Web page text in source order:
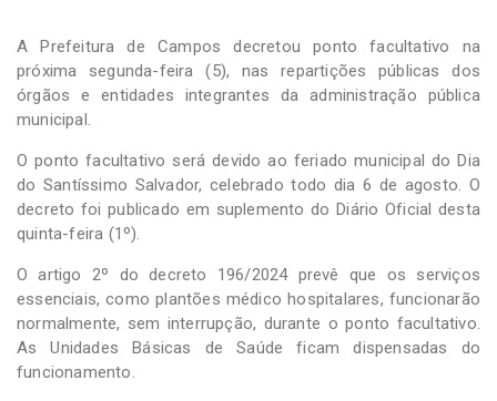
A Prefeitura de Campos decretou ponto facultativo na
próxima segunda-feira (5), nas repartições públicas dos
órgãos e entidades integrantes da administração pública
municipal.
O ponto facultativo será devido ao feriado municipal do Dia
do Santíssimo Salvador, celebrado todo dia 6 de agosto. O
decreto foi publicado em suplemento do Diário Oficial desta
quinta-feira (1º).
O artigo 2º do decreto 196/2024 prevê que os serviços
essenciais, como plantões médico hospitalares, funcionarão
normalmente, sem interrupção, durante o ponto facultativo.
As Unidades Básicas de Saúde ficam dispensadas do
funcionamento.